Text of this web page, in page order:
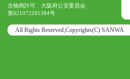
古物商許可 大阪府公安委員会
第621072201384号
All Rights Reserved,Copyrights(C) SANWA